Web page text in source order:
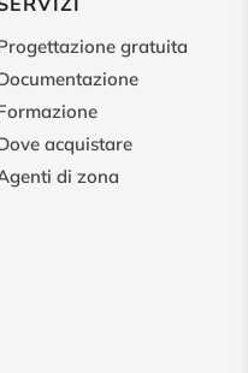
gratuita
acquistare
di zona